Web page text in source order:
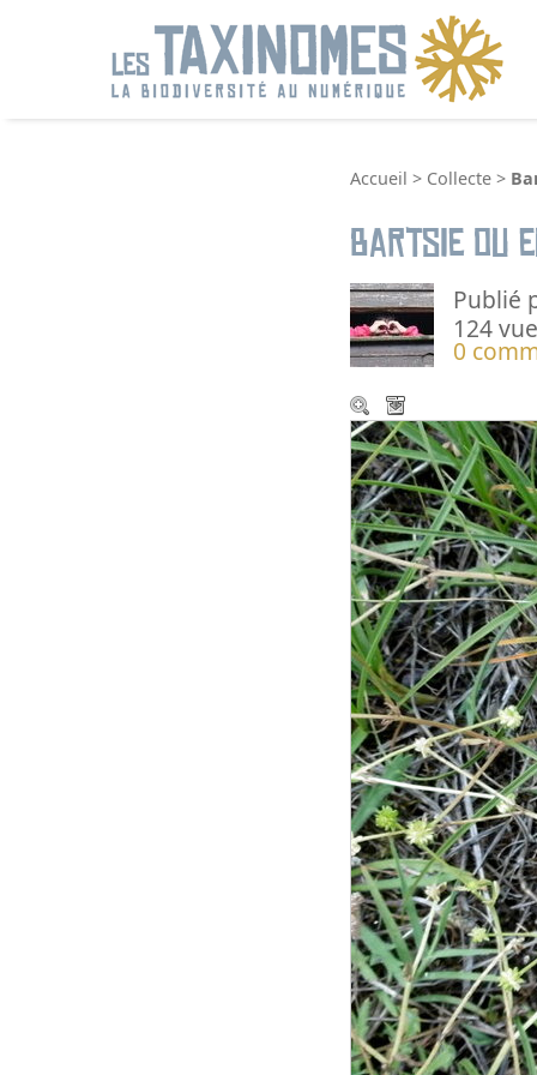
Accueil > Collecte >
Bartsie ou
Publié
124
0